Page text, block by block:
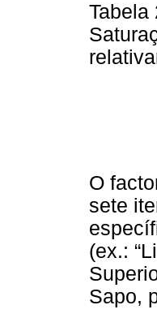
Tabela
O
sete
(ex.:
Sapo,